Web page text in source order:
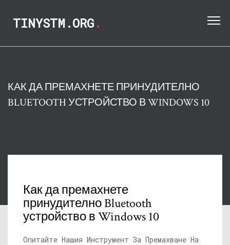
TINYSTM.ORG.
КАК ДА ПРЕМАХНЕТЕ ПРИНУДИТЕЛНО
BLUETOOTH УСТРОЙСТВО В WINDOWS 10
Как да премахнете
принудително Bluetooth
устройство в Windows 10
Опитайте Нашия Инструмент За Премахване На